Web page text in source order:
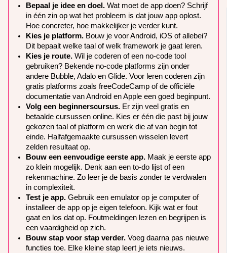
Bepaal je idee en doel. Wat moet de app doen? Schrijf
in één zin op wat het probleem is dat jouw app oplost.
Hoe concreter, hoe makkelijker je verder kunt.
Kies je platform. Bouw je voor Android, iOS of allebei?
Dit bepaalt welke taal of welk framework je gaat leren.
Kies je route. Wil je coderen of een no-code tool
gebruiken? Bekende no-code platforms zijn onder
andere Bubble, Adalo en Glide. Voor leren coderen zijn
gratis platforms zoals freeCodeCamp of de officiële
documentatie van Android en Apple een goed beginpunt.
Volg een beginnerscursus. Er zijn veel gratis en
betaalde cursussen online. Kies er één die past bij jouw
gekozen taal of platform en werk die af van begin tot
einde. Halfafgemaakte cursussen wisselen levert
zelden resultaat op.
Bouw een eenvoudige eerste app. Maak je eerste app
zo klein mogelijk. Denk aan een to-do lijst of een
rekenmachine. Zo leer je de basis zonder te verdwalen
in complexiteit.
Test je app. Gebruik een emulator op je computer of
installeer de app op je eigen telefoon. Kijk wat er fout
gaat en los dat op. Foutmeldingen lezen en begrijpen is
een vaardigheid op zich.
Bouw stap voor stap verder. Voeg daarna pas nieuwe
functies toe. Elke kleine stap leert je iets nieuws.